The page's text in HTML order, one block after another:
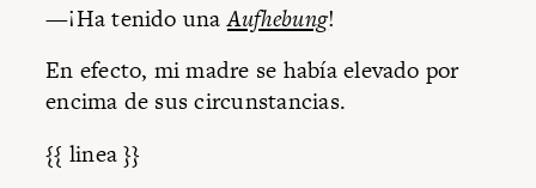
—¡Ha tenido unaAufhebung!
En efecto, mi madre se había elevado por
encima de sus circunstancias.
{{ linea }}